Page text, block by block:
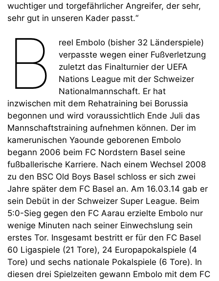
wuchtiger und torgefährlicher Angreifer, der sehr,
sehr gut in unseren Kader passt.“
B
reel Embolo (bisher 32 Länderspiele)
verpasste wegen einer Fußverletzung
zuletzt das Finalturnier der UEFA
Nations League mit der Schweizer
Nationalmannschaft. Er hat
inzwischen mit dem Rehatraining bei Borussia
begonnen und wird voraussichtlich Ende Juli das
Mannschaftstraining aufnehmen können. Der im
kamerunischen Yaounde geborenen Embolo
begann 2006 beim FC Nordstern Basel seine
fußballerische Karriere. Nach einem Wechsel 2008
zu den BSC Old Boys Basel schloss er sich zwei
Jahre später dem FC Basel an. Am 16.03.14 gab er
sein Debüt in der Schweizer Super League. Beim
5:0-Sieg gegen den FC Aarau erzielte Embolo nur
wenige Minuten nach seiner Einwechslung sein
erstes Tor. Insgesamt bestritt er für den FC Basel
60 Ligaspiele (21 Tore), 24 Europapokalspiele (4
Tore) und sechs nationale Pokalspiele (6 Tore). In
diesen drei Spielzeiten gewann Embolo mit dem FC